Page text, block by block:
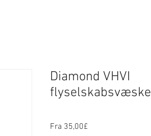
Diamond VHVI
flyselskabsvæske
Fra 35,00£